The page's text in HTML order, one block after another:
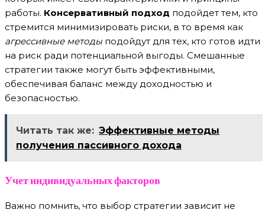
работы. Консервативный подход подойдет тем, кто
стремится минимизировать риски, в то время как
агрессивные методыподойдут для тех, кто готов идти
на риск ради потенциальной выгоды. Смешанные
стратегии также могут быть эффективными,
обеспечивая баланс между доходностью и
безопасностью.
Читать так же: Эффективные методы
получения пассивного дохода
Учет индивидуальных факторов
Важно помнить, что выбор стратегии зависит не